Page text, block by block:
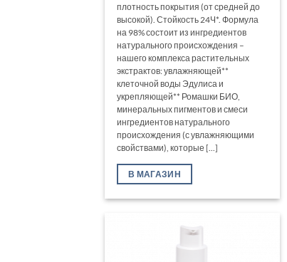
плотность покрытия (от средней до
высокой). Стойкость 24Ч*. Формула
на 98% состоит из ингредиентов
натурального происхождения –
нашего комплекса растительных
экстрактов: увлажняющей**
клеточной воды Эдулиса и
укрепляющей** Ромашки БИО,
минеральных пигментов и смеси
ингредиентов натурального
происхождения (с увлажняющими
свойствами), которые [...]
В МАГАЗИН